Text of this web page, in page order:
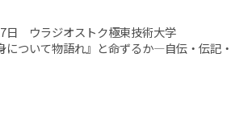
日 ウラジオストク極東技術大学
について物語れ』と命ずるか―自伝・伝記・